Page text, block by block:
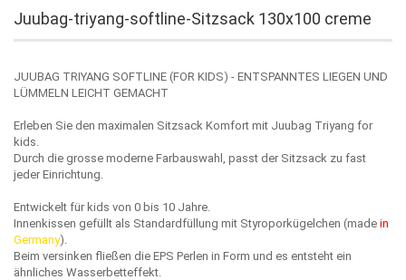
Juubag-triyang-softline-Sitzsack 130x100 creme
JUUBAG TRIYANG SOFTLINE (FOR KIDS) - ENTSPANNTES LIEGEN UND
LÜMMELN LEICHT GEMACHT
Erleben Sie den maximalen Sitzsack Komfort mit Juubag Triyang for
kids.
Durch die grosse moderne Farbauswahl, passt der Sitzsack zu fast
jeder Einrichtung.
Entwickelt für kids von 0 bis 10 Jahre.
Innenkissen gefüllt als Standardfüllung mit Styroporkügelchen (made in
Germany).
Beim versinken fließen die EPS Perlen in Form und es entsteht ein
ähnliches Wasserbetteffekt.